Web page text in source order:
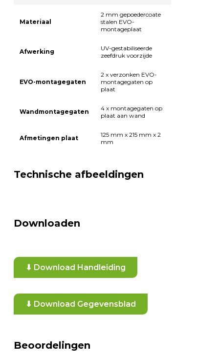
Materiaal
2 mm gepoedercoate
stalen EVO-
montageplaat
Afwerking
UV-gestabiliseerde
zeefdruk voorzijde
EVO-montagegaten
2 x verzonken EVO-
montagegaten op
plaat
Wandmontagegaten
4 x montagegaten op
plaat aan wand
Afmetingen plaat
125 mm x 215 mm x 2
mm
Technische afbeeldingen
Downloaden
⬇ Download Handleiding
⬇ Download Gegevensblad
Beoordelingen